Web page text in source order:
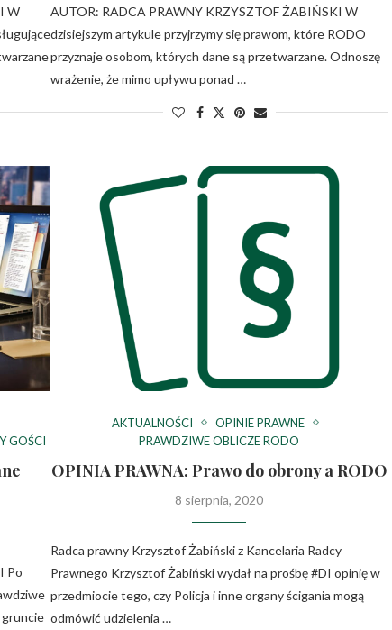
W
AUTOR: RADCA PRAWNY KRZYSZTOF ŻABIŃSKI W
dzisiejszym artykule przyjrzymy się prawom, które RODO
przyznaje osobom, których dane są przetwarzane. Odnoszę
wrażenie, że mimo upływu ponad …
GOŚCI
Po
gruncie
AKTUALNOŚCI
OPINIE PRAWNE
PRAWDZIWE OBLICZE RODO
OPINIA PRAWNA: Prawo do obrony a RODO
8 sierpnia, 2020
Radca prawny Krzysztof Żabiński z Kancelaria Radcy
Prawnego Krzysztof Żabiński wydał na prośbę #DI opinię w
przedmiocie tego, czy Policja i inne organy ścigania mogą
odmówić udzielenia …